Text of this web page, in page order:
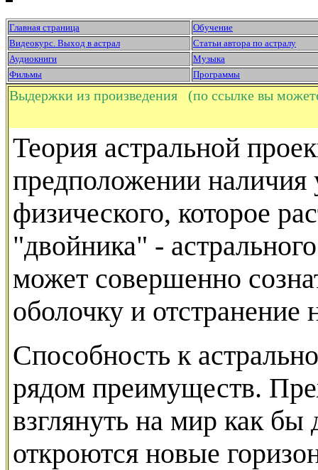
Главная страница
Обучение
Видеокурс. Выход в астрал
Статьи автора по астралу
Аудиокниги
Музыка
Фильмы
Программы
Выдержки из произведения (по ссылке вы
Теория астральной
предположении наличия
физического, которое
"двойника" -
может совершенно
оболочку и отстранение
Способность к
рядом преимуществ.
взглянуть на мир как
откроются новые